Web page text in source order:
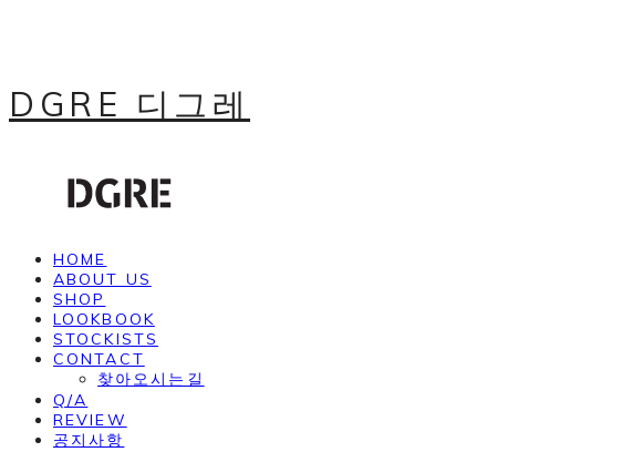
DGRE 디그레
HOME
ABOUT US
SHOP
LOOKBOOK
STOCKISTS
CONTACT
찾아오시는길
Q/A
REVIEW
공지사항